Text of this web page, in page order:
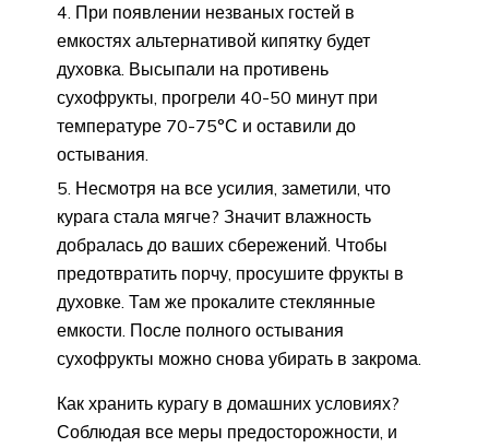
При появлении незваных гостей в
емкостях альтернативой кипятку будет
духовка. Высыпали на противень
сухофрукты, прогрели 40-50 минут при
температуре 70-75°С и оставили до
остывания.
Несмотря на все усилия, заметили, что
курага стала мягче? Значит влажность
добралась до ваших сбережений. Чтобы
предотвратить порчу, просушите фрукты в
духовке. Там же прокалите стеклянные
емкости. После полного остывания
сухофрукты можно снова убирать в закрома.
Как хранить курагу в домашних условиях?
Соблюдая все меры предосторожности, и